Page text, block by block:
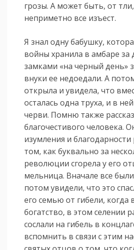
грозы. А может быть, от
неприметно все изъест.
Я знал одну бабушку,
войны хранила в амбаре за
замками «на черный день»
внуки ее недоедали. А
открыла и увидела, что
осталась одна труха, и в
черви. Помню также
благочестивого человека.
изумления и благодарности
том, как буквально за
революции сгорела у его
мельница. Вначале все
потом увидели, что это
его семью от гибели,
богатство, в этом селении
сослали на гибель в
вспомнить в связи с этим